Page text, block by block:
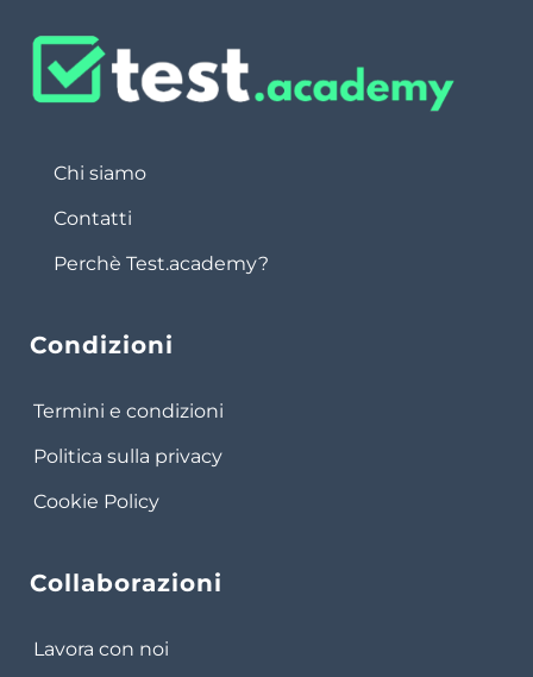
Chi siamo
Contatti
Perchè Test.academy?
Condizioni
Termini e condizioni
Politica sulla privacy
Cookie Policy
Collaborazioni
Lavora con noi